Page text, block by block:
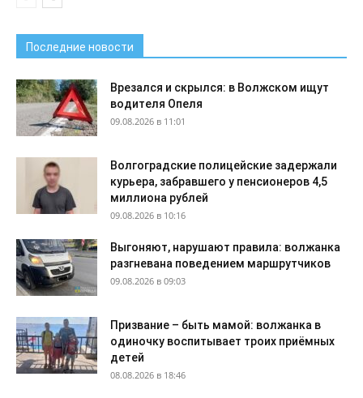
Последние новости
Врезался и скрылся: в Волжском ищут
водителя Опеля
09.08.2026 в 11:01
Волгоградские полицейские задержали
курьера, забравшего у пенсионеров 4,5
миллиона рублей
09.08.2026 в 10:16
Выгоняют, нарушают правила: волжанка
разгневана поведением маршрутчиков
09.08.2026 в 09:03
Призвание – быть мамой: волжанка в
одиночку воспитывает троих приёмных
детей
08.08.2026 в 18:46